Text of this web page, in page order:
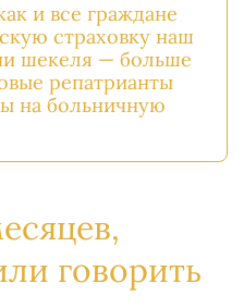
и все граждане
страховку наш
шекеля — больше
репатрианты
на больничную
говорить